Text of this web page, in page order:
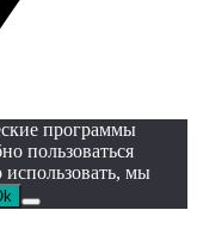
программы
пользоваться
мы